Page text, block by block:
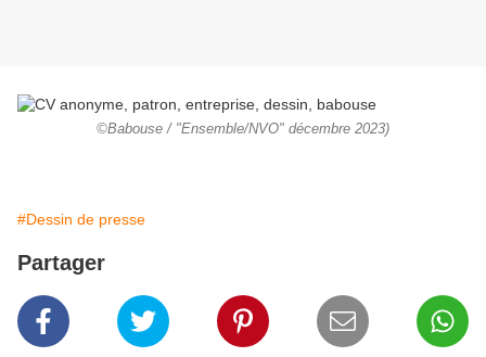
©Babouse / "Ensemble/NVO" décembre 2023)
#Dessin de presse
Partager